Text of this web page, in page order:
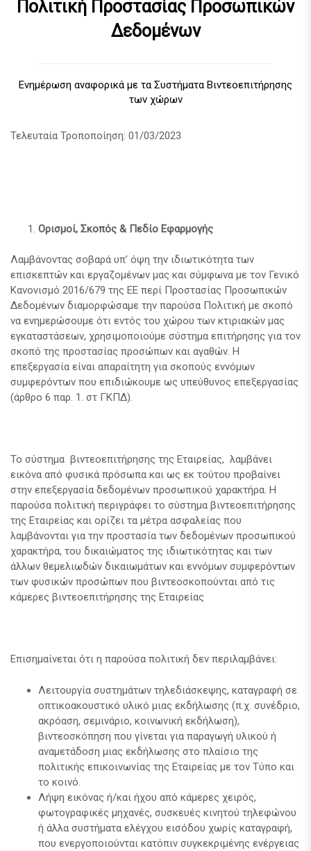
Πολιτική Προστασίας Προσωπικών
Δεδομένων
Ενημέρωση αναφορικά με τα Συστήματα Βιντεοεπιτήρησης
των χώρων
Τελευταία Τροποποίηση: 01/03/2023
Ορισμοί, Σκοπός & Πεδίο Εφαρμογής
Λαμβάνοντας σοβαρά υπ’ όψη την ιδιωτικότητα των
επισκεπτών και εργαζομένων μας και σύμφωνα με τον Γενικό
Κανονισμό 2016/679 της ΕΕ περί Προστασίας Προσωπικών
Δεδομένων διαμορφώσαμε την παρούσα Πολιτική με σκοπό
να ενημερώσουμε ότι εντός του χώρου των κτιριακών μας
εγκαταστάσεων, χρησιμοποιούμε σύστημα επιτήρησης για τον
σκοπό της προστασίας προσώπων και αγαθών. Η
επεξεργασία είναι απαραίτητη για σκοπούς εννόμων
συμφερόντων που επιδιώκουμε ως υπεύθυνος επεξεργασίας
(άρθρο 6 παρ. 1. στ ΓΚΠΔ).
Το σύστημα βιντεοεπιτήρησης της Εταιρείας, λαμβάνει
εικόνα από φυσικά πρόσωπα και ως εκ τούτου προβαίνει
στην επεξεργασία δεδομένων προσωπικού χαρακτήρα. Η
παρούσα πολιτική περιγράφει το σύστημα βιντεοεπιτήρησης
της Εταιρείας και ορίζει τα μέτρα ασφαλείας που
λαμβάνονται για την προστασία των δεδομένων προσωπικού
χαρακτήρα, του δικαιώματος της ιδιωτικότητας και των
άλλων θεμελιωδών δικαιωμάτων και εννόμων συμφερόντων
των φυσικών προσώπων που βιντεοσκοπούνται από τις
κάμερες βιντεοεπιτήρησης της Εταιρείας
Επισημαίνεται ότι η παρούσα πολιτική δεν περιλαμβάνει:
Λειτουργία συστημάτων τηλεδιάσκεψης, καταγραφή σε
οπτικοακουστικό υλικό μιας εκδήλωσης (π.χ. συνέδριο,
ακρόαση, σεμινάριο, κοινωνική εκδήλωση),
βιντεοσκόπηση που γίνεται για παραγωγή υλικού ή
αναμετάδοση μιας εκδήλωσης στο πλαίσιο της
πολιτικής επικοινωνίας της Εταιρείας με τον Τύπο και
το κοινό.
Λήψη εικόνας ή/και ήχου από κάμερες χειρός,
φωτογραφικές μηχανές, συσκευές κινητού τηλεφώνου
ή άλλα συστήματα ελέγχου εισόδου χωρίς καταγραφή,
που ενεργοποιούνται κατόπιν συγκεκριμένης ενέργειας